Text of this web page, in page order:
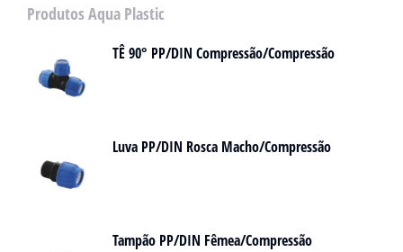
Produtos Aqua Plastic
TÊ 90° PP/DIN Compressão/Compressão
Luva PP/DIN Rosca Macho/Compressão
Tampão PP/DIN Fêmea/Compressão